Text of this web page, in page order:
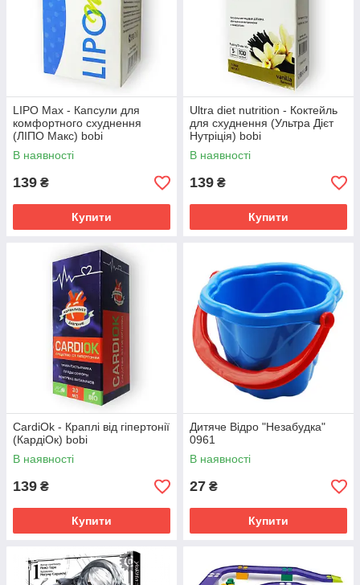
LIPO Max - Капсули для
комфортного схуднення
(ЛІПО Макс) bobi
В наявності
139 ₴
Купити
Ultra diet nutrition - Коктейль
для схуднення (Ультра Дієт
Нутріція) bobi
В наявності
139 ₴
Купити
CardiOk - Краплі від гіпертонії
(КардіОк) bobi
В наявності
139 ₴
Купити
Дитяче Відро "Незабудка"
0961
В наявності
27 ₴
Купити